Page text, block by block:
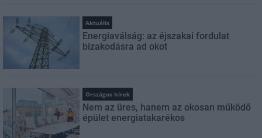
Aktuális
Energiaválság: az éjszakai fordulat
bizakodásra ad okot
Országos hírek
Nem az üres, hanem az okosan működő
épület energiatakarékos